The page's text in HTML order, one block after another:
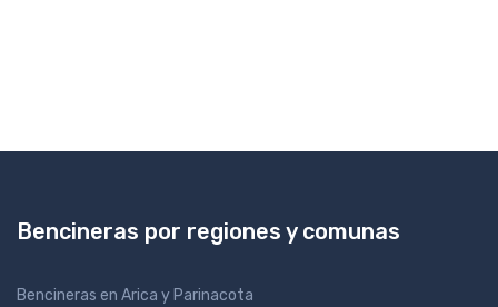
Bencineras por regiones y comunas
Bencineras en Arica y Parinacota